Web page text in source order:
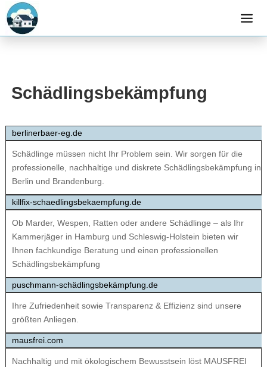
Schädlingsbekämpfung
berlinerbaer-eg.de
Schädlinge müssen nicht Ihr Problem sein. Wir sorgen für die
professionelle, nachhaltige und diskrete Schädlingsbekämpfung in
Berlin und Brandenburg.
killfix-schaedlingsbekaempfung.de
Ob Marder, Wespen, Ratten oder andere Schädlinge – als Ihr
Kammerjäger in Hamburg und Schleswig-Holstein bieten wir
Ihnen fachkundige Beratung und einen professionellen
Schädlingsbekämpfung
puschmann-schädlingsbekämpfung.de
Ihre Zufriedenheit sowie Transparenz & Effizienz sind unsere
größten Anliegen.
mausfrei.com
Nachhaltig und mit ökologischem Bewusstsein löst MAUSFREI